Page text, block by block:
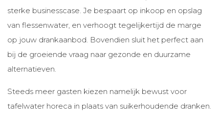
sterke businesscase. Je bespaart op inkoop en opslag
van flessenwater, en verhoogt tegelijkertijd de marge
op jouw drankaanbod. Bovendien sluit het perfect aan
bij de groeiende vraag naar gezonde en duurzame
alternatieven.
Steeds meer gasten kiezen namelijk bewust voor
tafelwater horeca in plaats van suikerhoudende dranken.